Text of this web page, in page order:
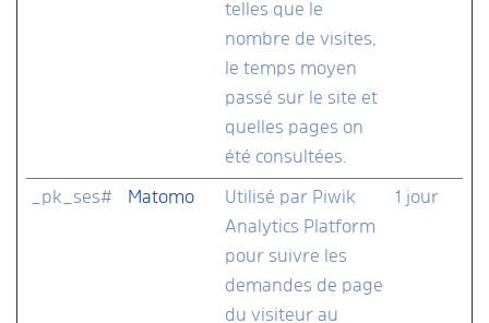
telles que le
nombre de visites,
le temps moyen
passé sur le site et
quelles pages on
été consultées.
_pk_ses# Matomo
Utilisé par Piwik
Analytics Platform
pour suivre les
demandes de page
du visiteur au
1 jour